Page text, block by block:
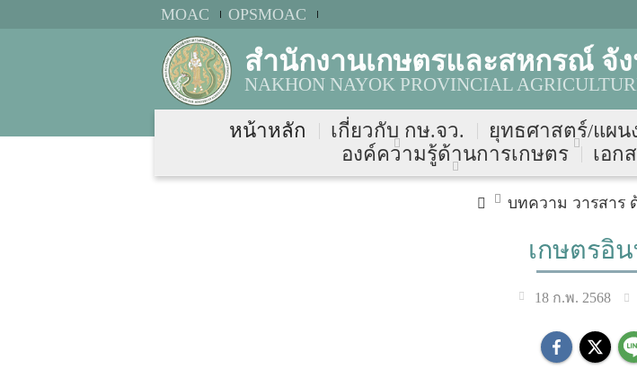
MOAC OPSMOAC
สำนักงานเกษตรและสหกรณ์ จั
NAKHON NAYOK PROVINCIAL
หน้าหลัก เกี่ยวกับ กษ.จว. ยุทธศาสตร์/แผน
องค์ความรู้ด้านการเกษตร
เอก
บทความ วารสาร
เกษตรอิ
18 ก.พ. 2568